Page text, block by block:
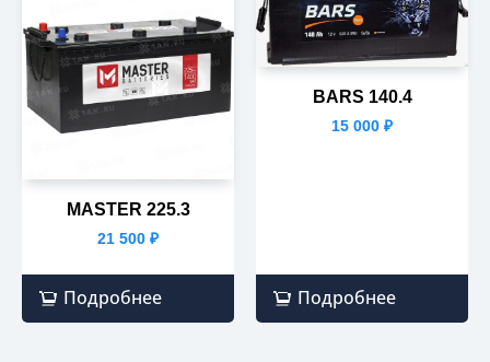
MASTER 225.3
21 500 ₽
Подробнее
BARS 140.4
15 000 ₽
Подробнее